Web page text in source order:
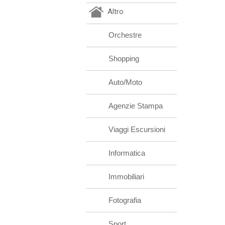
Altro
Orchestre
Shopping
Auto/Moto
Agenzie Stampa
Viaggi Escursioni
Informatica
Immobiliari
Fotografia